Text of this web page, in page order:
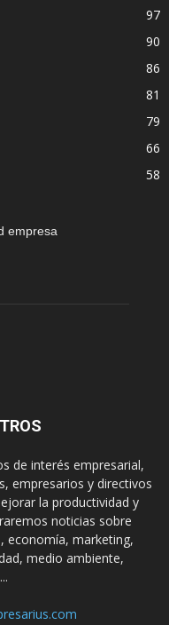
97
90
86
81
79
66
58
empresa
de interés empresarial,
empresarios y directivos
la productividad y
noticias sobre
economía, marketing,
medio ambiente,